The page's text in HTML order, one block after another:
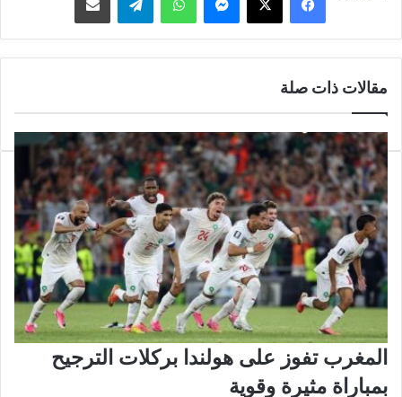
مقالات ذات صلة
المغرب تفوز على هولندا بركلات الترجيح
بمباراة مثيرة وقوية